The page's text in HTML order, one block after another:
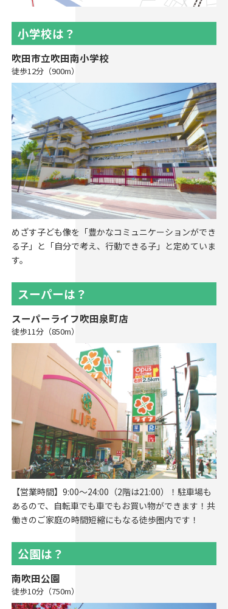
小学校は？
吹田市立吹田南小学校
徒歩12分（900m）
めざす子ども像を「豊かなコミュニケーションができ
る子」と「自分で考え、行動できる子」と定めていま
す。
スーパーは？
スーパーライフ吹田泉町店
徒歩11分（850m）
【営業時間】9:00～24:00（2階は21:00）！駐車場も
あるので、自転車でも車でもお買い物ができます！共
働きのご家庭の時間短縮にもなる徒歩圏内です！
公園は？
南吹田公園
徒歩10分（750m）